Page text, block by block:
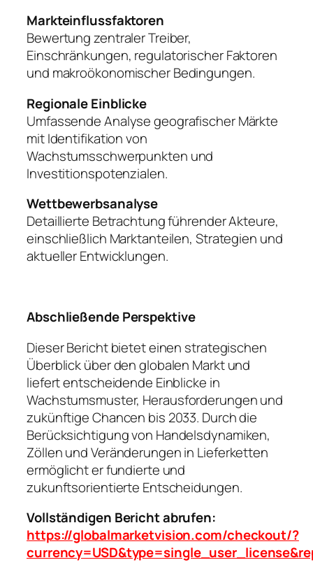
Markteinflussfaktoren
Bewertung zentraler Treiber,
Einschränkungen, regulatorischer Faktoren
und makroökonomischer Bedingungen.
Regionale Einblicke
Umfassende Analyse geografischer Märkte
mit Identifikation von
Wachstumsschwerpunkten und
Investitionspotenzialen.
Wettbewerbsanalyse
Detaillierte Betrachtung führender Akteure,
einschließlich Marktanteilen, Strategien und
aktueller Entwicklungen.
Abschließende Perspektive
Dieser Bericht bietet einen strategischen
Überblick über den globalen Markt und
liefert entscheidende Einblicke in
Wachstumsmuster, Herausforderungen und
zukünftige Chancen bis 2033. Durch die
Berücksichtigung von Handelsdynamiken,
Zöllen und Veränderungen in Lieferketten
ermöglicht er fundierte und
zukunftsorientierte Entscheidungen.
Vollständigen Bericht abrufen:
https://globalmarketvision.com/checkout/?